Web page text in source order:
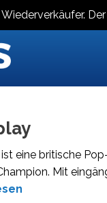
eine britische
Mit